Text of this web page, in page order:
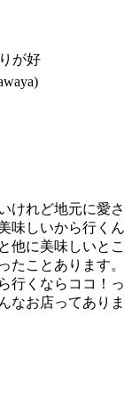
が好
けれど地元に愛さ
味しいから行くん
他に美味しいとこ
たことあります。
行くならココ！っ
なお店ってありま